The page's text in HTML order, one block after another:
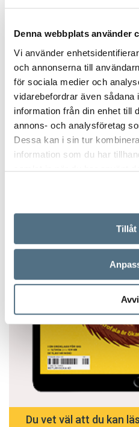
Denna webbplats använder
Vi använder
och annonserna till
för sociala medier och
vidarebefordrar även sådana
information från din enhet till
annons- och analysföretag
Dessa kan i sin tur
information som du har
samlat in när du har använt
Tillåt
PUBLICERAD 2023-12-13
Du vet väl att du kan